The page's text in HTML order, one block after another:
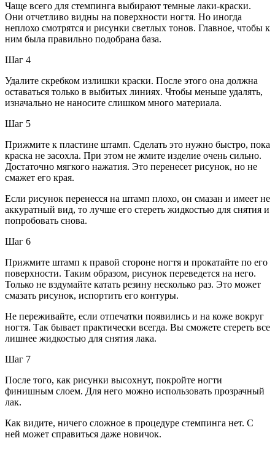
Чаще всего для стемпинга выбирают темные лаки-краски.
Они отчетливо видны на поверхности ногтя. Но иногда
неплохо смотрятся и рисунки светлых тонов. Главное, чтобы к
ним была правильно подобрана база.
Шаг 4
Удалите скребком излишки краски. После этого она должна
оставаться только в выбитых линиях. Чтобы меньше удалять,
изначально не наносите слишком много материала.
Шаг 5
Прижмите к пластине штамп. Сделать это нужно быстро, пока
краска не засохла. При этом не жмите изделие очень сильно.
Достаточно мягкого нажатия. Это перенесет рисунок, но не
смажет его края.
Если рисунок перенесся на штамп плохо, он смазан и имеет не
аккуратный вид, то лучше его стереть жидкостью для снятия и
попробовать снова.
Шаг 6
Прижмите штамп к правой стороне ногтя и прокатайте по его
поверхности. Таким образом, рисунок переведется на него.
Только не вздумайте катать резину несколько раз. Это может
смазать рисунок, испортить его контуры.
Не переживайте, если отпечатки появились и на коже вокруг
ногтя. Так бывает практически всегда. Вы сможете стереть все
лишнее жидкостью для снятия лака.
Шаг 7
После того, как рисунки высохнут, покройте ногти
финишным слоем. Для него можно использовать прозрачный
лак.
Как видите, ничего сложное в процедуре стемпинга нет. С
ней может справиться даже новичок.